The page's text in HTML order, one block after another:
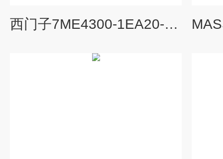
西门子7ME4300-1EA20-1BA1质量流量计